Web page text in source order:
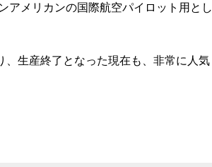
アメリカンの国際航空パイロット用とし
、生産終了となった現在も、非常に人気